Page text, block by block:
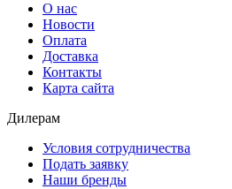
О нас
Новости
Оплата
Доставка
Контакты
Карта сайта
Дилерам
Условия сотрудничества
Подать заявку
Наши бренды